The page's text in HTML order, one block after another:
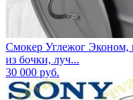
Смокер Углежог Эконом,
из бочки, луч...
30 000 руб.